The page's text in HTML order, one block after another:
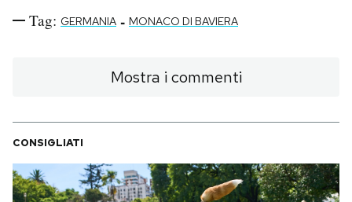
Tag: GERMANIA - MONACO DI BAVIERA
Mostra i commenti
CONSIGLIATI